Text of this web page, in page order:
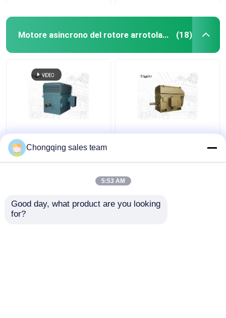
Motore asincrono del rotore arrotolato (18)
CE YR500-4 Motore di
induzione del rotore a
ferita ad alta coppia
IEC GB Motore
Chongqing sales team
5:53 AM
Good day, what product are you looking
for?